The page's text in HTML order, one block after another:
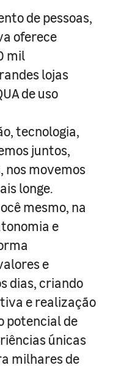
de pessoas,
oferece
mil
lojas
de uso
tecnologia,
juntos,
nos movemos
longe.
mesmo, na
e
e
dias, criando
e realização
potencial de
únicas
milhares de